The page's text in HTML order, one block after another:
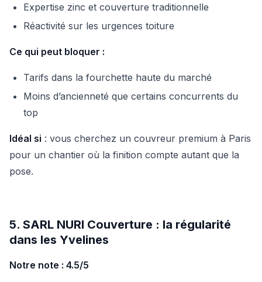
Expertise zinc et couverture traditionnelle
Réactivité sur les urgences toiture
Ce qui peut bloquer :
Tarifs dans la fourchette haute du marché
Moins d’ancienneté que certains concurrents du
top
Idéal si : vous cherchez un couvreur premium à Paris
pour un chantier où la finition compte autant que la
pose.
5. SARL NURI Couverture : la régularité
dans les Yvelines
Notre note : 4.5/5